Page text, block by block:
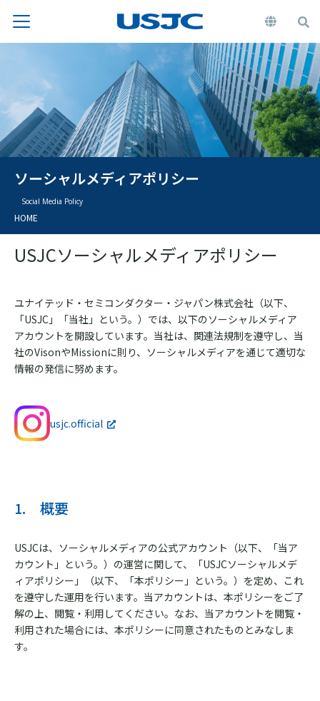
ソーシャルメディアポリシー
Social Media Policy
HOME
USJCソーシャルメディアポリシー
ユナイテッド・セミコンダクター・ジャパン株式会社（以下、
「USJC」「当社」という。）では、以下のソーシャルメディア
アカウントを開設しています。当社は、関連法規制を遵守し、当
社のVisonやMissionに則り、ソーシャルメディアを通じて適切な
情報の発信に努めます。
usjc.official
1. 概要
USJCは、ソーシャルメディアの公式アカウント（以下、「当ア
カウント」という。）の運営に関して、「USJCソーシャルメデ
ィアポリシー」（以下、「本ポリシー」という。）を定め、これ
を遵守した運用を行います。当アカウントは、本ポリシーをご了
解の上、閲覧・利用してください。なお、当アカウントを閲覧・
利用された場合には、本ポリシーに同意されたものとみなしま
す。